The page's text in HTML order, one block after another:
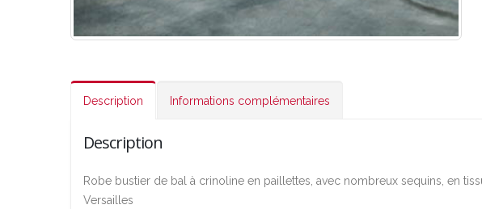
Description Informations complémentaires
Description
Robe bustier de bal à crinoline en paillettes, avec nombreux sequins, en
Versailles